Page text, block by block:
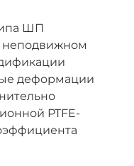
ШП
неподвижном
деформации
PTFE-